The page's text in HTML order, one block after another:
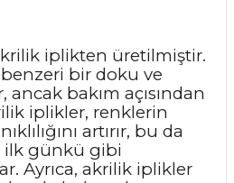
iplikten üretilmiştir.
bir doku ve
ancak bakım açısından
iplikler, renklerin
artırır, bu da
ilk günkü gibi
Ayrıca, akrilik iplikler